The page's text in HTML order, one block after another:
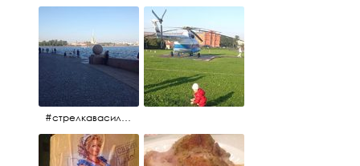
#стрелкавасильевскогоострова #нева #река